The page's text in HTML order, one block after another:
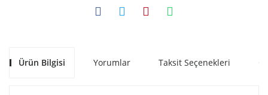
Ürün Bilgisi Yorumlar Taksit Seçenekleri